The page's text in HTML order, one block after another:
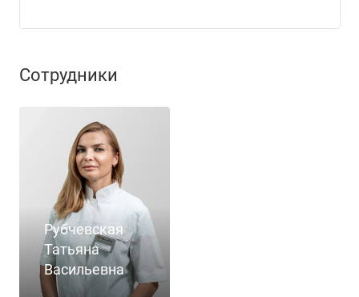
Сотрудники
Рубчевская
Татьяна
Васильевна